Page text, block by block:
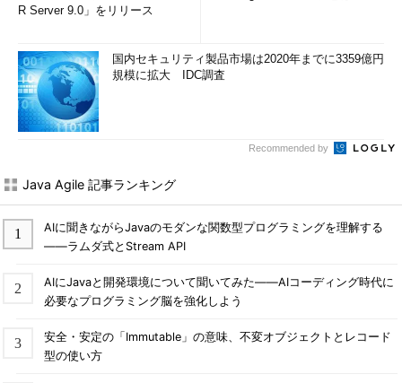
R Server 9.0」をリリース
国内セキュリティ製品市場は2020年までに3359億円
規模に拡大 IDC調査
Recommended by
Java Agile 記事ランキング
AIに聞きながらJavaのモダンな関数型プログラミングを理解する
――ラムダ式とStream API
AIにJavaと開発環境について聞いてみた――AIコーディング時代に
必要なプログラミング脳を強化しよう
安全・安定の「Immutable」の意味、不変オブジェクトとレコード
型の使い方